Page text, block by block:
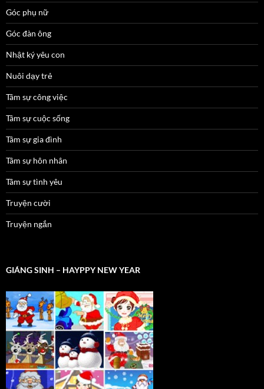
Góc phụ nữ
Góc đàn ông
Nhật ký yêu con
Nuôi dạy trẻ
Tâm sự công việc
Tâm sự cuộc sống
Tâm sự gia đình
Tâm sự hôn nhân
Tâm sự tình yêu
Truyện cười
Truyện ngắn
GIÁNG SINH – HAYPPY NEW YEAR